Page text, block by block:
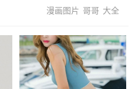
漫画图片 哥哥 大全